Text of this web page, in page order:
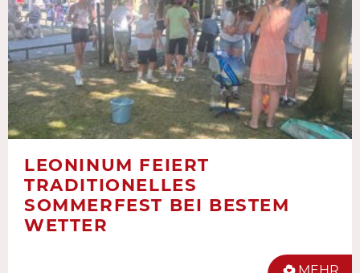
LEONINUM FEIERT
TRADITIONELLES
SOMMERFEST BEI BESTEM
WETTER